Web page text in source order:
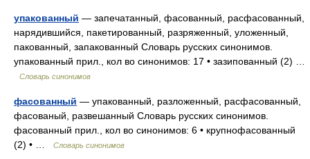
упакованный — запечатанный, фасованный, расфасованный,
нарядившийся, пакетированный, разряженный, уложенный,
пакованный, запакованный Словарь русских синонимов.
упакованный прил., кол во синонимов: 17 • зазипованный (2) …
Словарь синонимов
фасованный — упакованный, разложенный, расфасованный,
фасованый, развешанный Словарь русских синонимов.
фасованный прил., кол во синонимов: 6 • крупнофасованный
(2) • …
Словарь синонимов